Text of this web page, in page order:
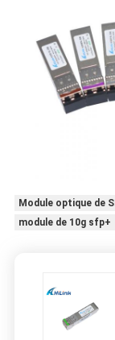
Module optique de
module de 10g sfp+